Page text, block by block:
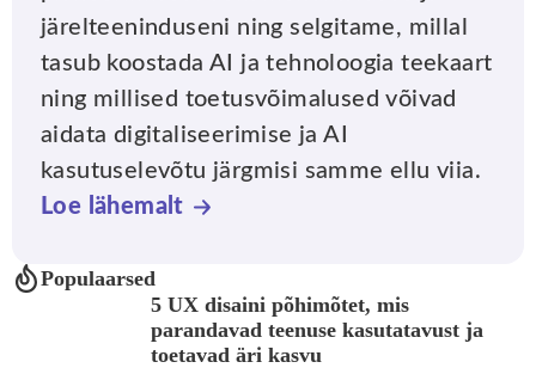
järelteeninduseni ning selgitame, millal
tasub koostada AI ja tehnoloogia teekaart
ning millised toetusvõimalused võivad
aidata digitaliseerimise ja AI
kasutuselevõtu järgmisi samme ellu viia.
Loe lähemalt
Populaarsed
5 UX disaini põhimõtet, mis
parandavad teenuse kasutatavust ja
toetavad äri kasvu